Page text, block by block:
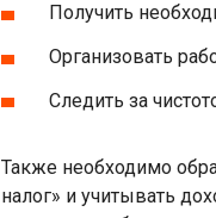
Получить
Организовать
Следить за
Также необходимо
налог» и учитывать